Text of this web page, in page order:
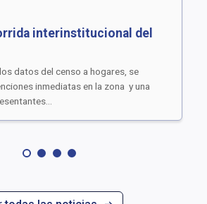
interinstitucional del
datos del censo a hogares, se
inmediatas en la zona y una